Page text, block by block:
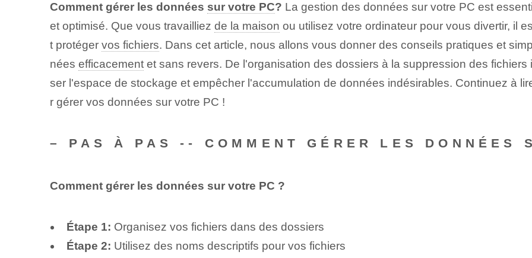
Comment gérer les données sur votre PC? La gestion des données sur votre PC est
et optimisé. Que vous travailliez de la maison ou utilisez votre ordinateur pour vous divertir, il
t protéger vos fichiers. Dans cet article, nous allons vous donner des conseils pratiques et
nées efficacementet sans revers. De l'organisation des dossiers à la suppression des
ser l'espace de stockage et empêcher l'accumulation de données indésirables. Continuez à
r gérer vos données sur votre PC !
– PAS À PAS -- COMMENT GÉRER LES DONNÉES
Comment gérer les données sur votre PC ?
Étape 1: Organisez vos fichiers dans des dossiers
Étape 2: Utilisez des noms descriptifs pour vos fichiers